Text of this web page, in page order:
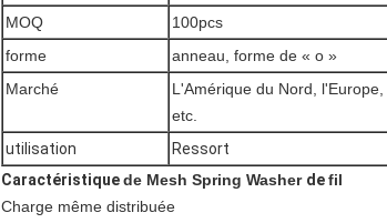
MOQ
100pcs
forme
anneau, forme de « o »
Marché
L'Amérique du Nord,
etc.
utilisation
Ressort
Caractéristiquede Mesh Spring Washer defil
Charge même distribuée